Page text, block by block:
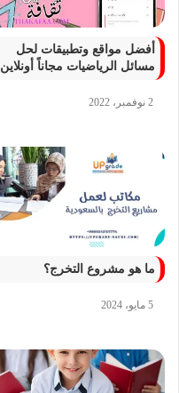
أفضل مواقع وتطبيقات لحل
مسائل الرياضيات مجاناً أونلاين
2 نوفمبر، 2022
ما هو مشروع التخرج؟
5 مايو، 2024